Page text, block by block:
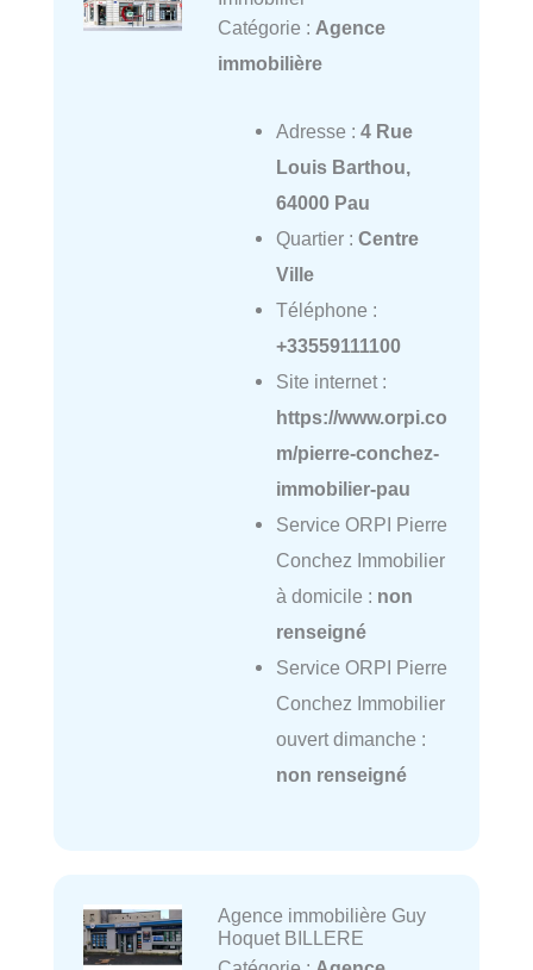
Catégorie : Agence
immobilière
Adresse : 4 Rue
Louis Barthou,
64000 Pau
Quartier : Centre
Ville
Téléphone :
+33559111100
Site internet :
https://www.orpi.co
m/pierre-conchez-
immobilier-pau
Service ORPI Pierre
Conchez Immobilier
à domicile : non
renseigné
Service ORPI Pierre
Conchez Immobilier
ouvert dimanche :
non renseigné
Agence immobilière Guy
Hoquet BILLERE